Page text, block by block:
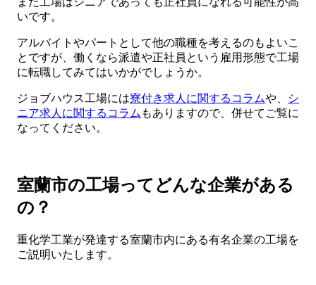
いです。
アルバイトやパートとして他の職種を考えるのもよいこ
とですが、働くなら派遣や正社員という雇用形態で工場
に転職してみてはいかがでしょうか。
ジョブハウス工場には寮付き求人に関するコラムや、
シ
ニア求人に関するコラム もありますので、併せてご覧に
なってください。
室蘭市の工場ってどんな企業がある
の？
重化学工業が発達する室蘭市内にある有名企業の工場を
ご説明いたします。